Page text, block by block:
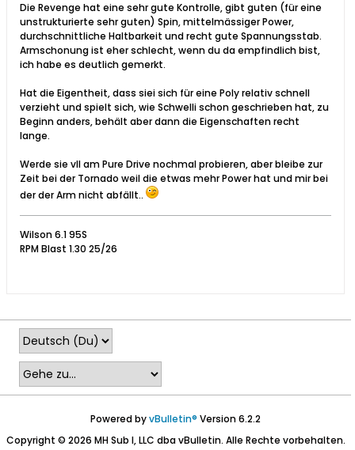
Die Revenge hat eine sehr gute Kontrolle, gibt guten (für eine
unstrukturierte sehr guten) Spin, mittelmässiger Power,
durchschnittliche Haltbarkeit und recht gute Spannungsstab.
Armschonung ist eher schlecht, wenn du da empfindlich bist,
ich habe es deutlich gemerkt.
Hat die Eigentheit, dass siei sich für eine Poly relativ schnell
verzieht und spielt sich, wie Schwelli schon geschrieben hat, zu
Beginn anders, behält aber dann die Eigenschaften recht
lange.
Werde sie vll am Pure Drive nochmal probieren, aber bleibe zur
Zeit bei der Tornado weil die etwas mehr Power hat und mir bei
der der Arm nicht abfällt..
Wilson 6.1 95S
RPM Blast 1.30 25/26
Powered byvBulletin® Version 6.2.2
Copyright © 2026 MH Sub I, LLC dba vBulletin. Alle Rechte vorbehalten.